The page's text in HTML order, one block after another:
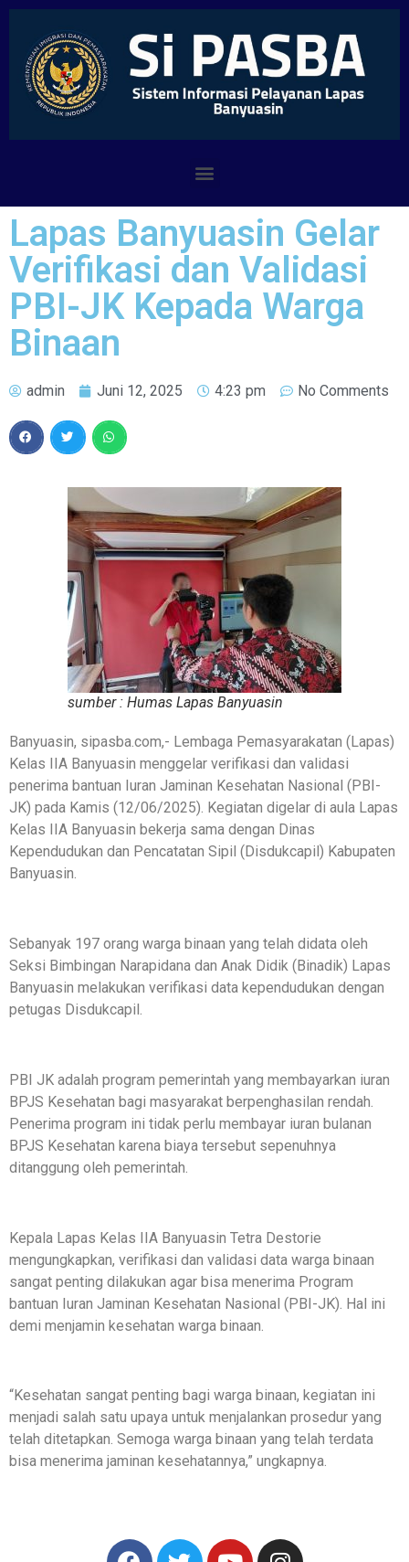
Lapas Banyuasin Gelar
Verifikasi dan Validasi
PBI-JK Kepada Warga
Binaan
admin Juni 12, 2025 4:23 pm No Comments
sumber : Humas Lapas Banyuasin
Banyuasin, sipasba.com,- Lembaga Pemasyarakatan (Lapas)
Kelas IIA Banyuasin menggelar verifikasi dan validasi
penerima bantuan Iuran Jaminan Kesehatan Nasional (PBI-
JK) pada Kamis (12/06/2025). Kegiatan digelar di aula Lapas
Kelas IIA Banyuasin bekerja sama dengan Dinas
Kependudukan dan Pencatatan Sipil (Disdukcapil) Kabupaten
Banyuasin.
Sebanyak 197 orang warga binaan yang telah didata oleh
Seksi Bimbingan Narapidana dan Anak Didik (Binadik) Lapas
Banyuasin melakukan verifikasi data kependudukan dengan
petugas Disdukcapil.
PBI JK adalah program pemerintah yang membayarkan iuran
BPJS Kesehatan bagi masyarakat berpenghasilan rendah.
Penerima program ini tidak perlu membayar iuran bulanan
BPJS Kesehatan karena biaya tersebut sepenuhnya
ditanggung oleh pemerintah.
Kepala Lapas Kelas IIA Banyuasin Tetra Destorie
mengungkapkan, verifikasi dan validasi data warga binaan
sangat penting dilakukan agar bisa menerima Program
bantuan Iuran Jaminan Kesehatan Nasional (PBI-JK). Hal ini
demi menjamin kesehatan warga binaan.
“Kesehatan sangat penting bagi warga binaan, kegiatan ini
menjadi salah satu upaya untuk menjalankan prosedur yang
telah ditetapkan. Semoga warga binaan yang telah terdata
bisa menerima jaminan kesehatannya,” ungkapnya.